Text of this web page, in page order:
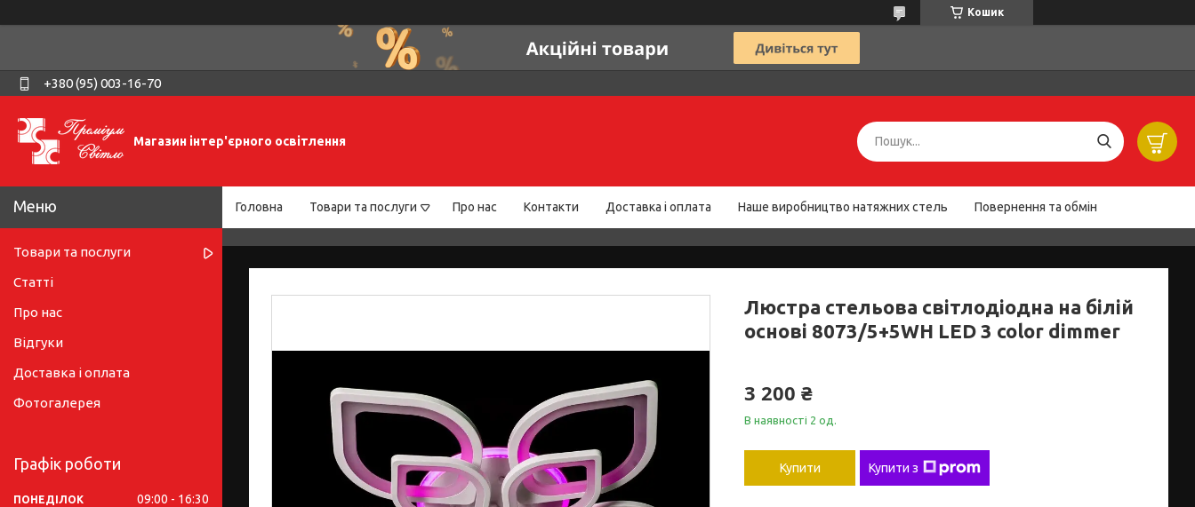
Кошик
+380 (95) 003-16-70
Магазин інтер'єрного освітлення
Головна Товари та послуги Про нас Контакти Доставка і оплата Наше виробництво натяжних стель Повернення та обмін
Люстра стельова світлодіодна на білій
основі 8073/5+5WH LED 3 color dimmer
3 200 ₴
В наявності 2 од.
Купити Купити з
Товари та послуги
Статті
Про нас
Відгуки
Доставка і оплата
Фотогалерея
Графік роботи
ПОНЕДІЛОК 09:00 16:30